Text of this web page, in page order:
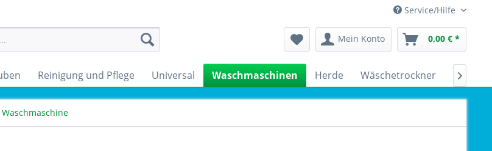
Service/Hilfe
Mein Konto 0,00 € *
Reinigung und Pflege Universal Waschmaschinen Herde Wäschetrockner 